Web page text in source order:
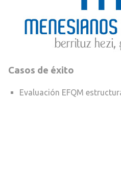
Casos de éxito
Evaluación EFQM